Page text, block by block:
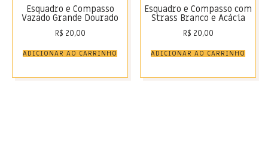
Esquadro e Compasso
Vazado Grande Dourado
R$ 20,00
ADICIONAR AO CARRINHO
Esquadro e Compasso com
Strass Branco e Acácia
R$ 20,00
ADICIONAR AO CARRINHO